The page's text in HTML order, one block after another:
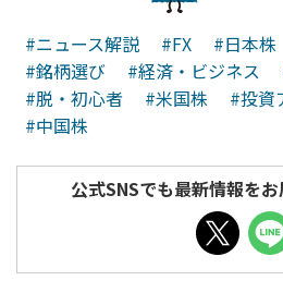
#ニュース解説 #FX #日本株
#銘柄選び
#経済・ビジネス
#脱・初心者
#米国株 #投資
#中国株
公式SNSでも最新情報を